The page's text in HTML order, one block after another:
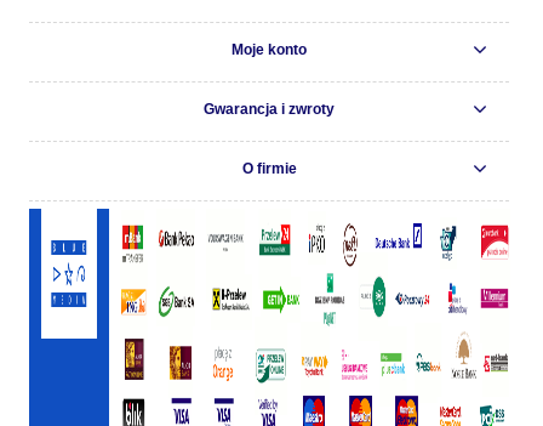
Moje konto
Gwarancja i zwroty
O firmie